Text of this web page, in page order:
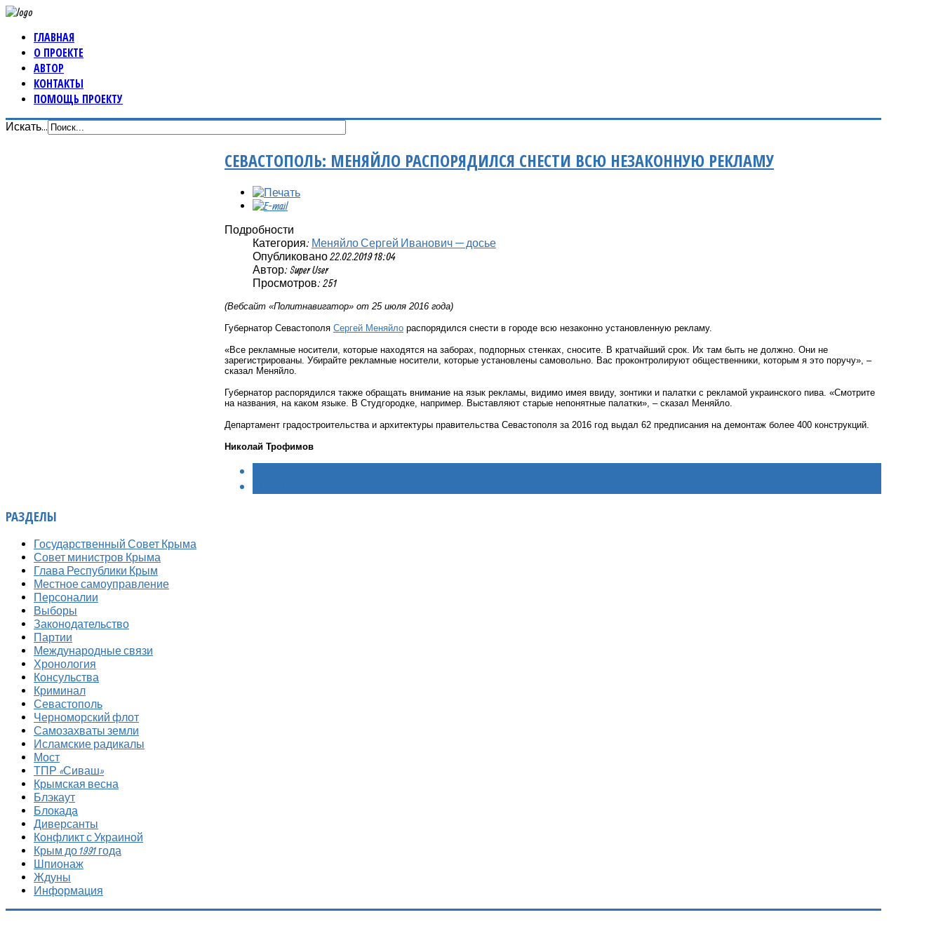
ГЛАВНАЯ
О ПРОЕКТЕ
АВТОР
КОНТАКТЫ
ПОМОЩЬ ПРОЕКТУ
Искать...
СЕВАСТОПОЛЬ: МЕНЯЙЛО РАСПОРЯДИЛСЯ СНЕСТИ ВСЮ НЕЗАКОННУЮ РЕКЛАМУ
Подробности
Категория: Меняйло Сергей Иванович — досье
Опубликовано 22.02.2019 18:04
Автор: Super User
Просмотров: 251
(Вебсайт «Политнавигатор» от 25 июля 2016 года)
Губернатор Севастополя Сергей Меняйло распорядился снести в городе всю незаконно установленную рекламу.
«Все рекламные носители, которые находятся на заборах, подпорных стенках, сносите. В кратчайший срок. Их там быть не должно. Они не
зарегистрированы. Убирайте рекламные носители, которые установлены самовольно. Вас проконтролируют общественники, которым я это поручу», –
сказал Меняйло.
Губернатор распорядился также обращать внимание на язык рекламы, видимо имея ввиду, зонтики и палатки с рекламой украинского пива. «Смотрите
на названия, на каком языке. В Студгородке, например. Выставляют старые непонятные палатки», – сказал Меняйло.
Департамент градостроительства и архитектуры правительства Севастополя за 2016 год выдал 62 предписания на демонтаж более 400 конструкций.
Николай Трофимов
РАЗДЕЛЫ
Государственный Совет Крыма
Совет министров Крыма
Глава Республики Крым
Местное самоуправление
Персоналии
Выборы
Законодательство
Партии
Международные связи
Хронология
Консульства
Криминал
Севастополь
Черноморский флот
Самозахваты земли
Исламские радикалы
Мост
ТПР «Сиваш»
Крымская весна
Блэкаут
Блокада
Диверсанты
Конфликт с Украиной
Крым до 1991 года
Шпионаж
Ждуны
Информация